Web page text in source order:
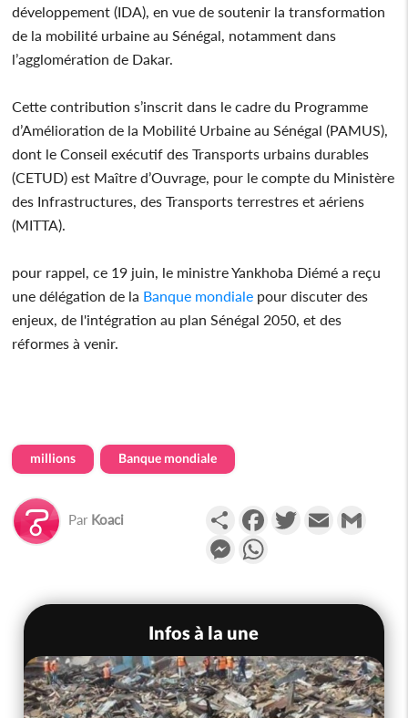
développement (IDA), en vue de soutenir la transformation
de la mobilité urbaine au Sénégal, notamment dans
l’agglomération de Dakar.
Cette contribution s’inscrit dans le cadre du Programme
d’Amélioration de la Mobilité Urbaine au Sénégal (PAMUS),
dont le Conseil exécutif des Transports urbains durables
(CETUD) est Maître d’Ouvrage, pour le compte du Ministère
des Infrastructures, des Transports terrestres et aériens
(MITTA).
pour rappel, ce 19 juin, le ministre Yankhoba Diémé a reçu
une délégation de la Banque mondiale pour discuter des
enjeux, de l'intégration au plan Sénégal 2050, et des
réformes à venir.
millions Banque mondiale
Par Koaci PartagerFacebookTwitterEmail
Messenger
Infos à la une